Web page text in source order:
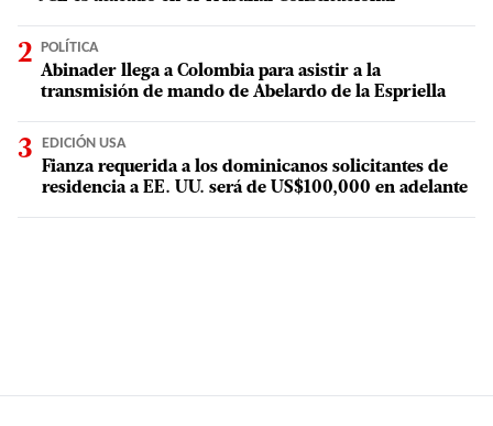
POLÍTICA
Abinader llega a Colombia para asistir a la
transmisión de mando de Abelardo de la Espriella
EDICIÓN USA
Fianza requerida a los dominicanos solicitantes de
residencia a EE. UU. será de US$100,000 en adelante